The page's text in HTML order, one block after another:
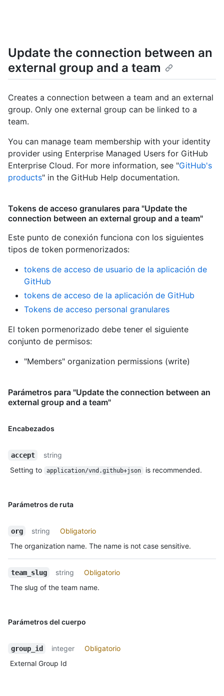
Update the connection between an
external group and a team
Creates a connection between a team and an external
group. Only one external group can be linked to a
team.
You can manage team membership with your identity
provider using Enterprise Managed Users for GitHub
Enterprise Cloud. For more information, see "GitHub's
products" in the GitHub Help documentation.
Tokens de acceso granulares para "Update the
connection between an external group and a team"
Este punto de conexión funciona con los siguientes
tipos de token pormenorizados:
tokens de acceso de usuario de la aplicación de
GitHub
tokens de acceso de la aplicación de GitHub
Tokens de acceso personal granulares
El token pormenorizado debe tener el siguiente
conjunto de permisos:
"Members" organization permissions (write)
Parámetros para "Update the connection between an
external group and a team"
Encabezados
accept
string
Setting to
application/vnd.github+json is recommended.
Parámetros de ruta
org string
Obligatorio
The organization name. The name is not case sensitive.
team_slug string
Obligatorio
The slug of the team name.
Parámetros del cuerpo
group_id integer
Obligatorio
External Group Id